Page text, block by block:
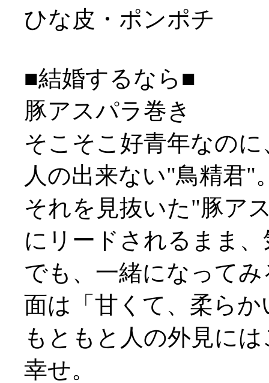
ひな皮・ポンポチ
■結婚するなら■
豚アスパラ巻き
そこそこ好青年なの
人の出来ない"鳥精君"
それを見抜いた"豚ア
にリードされるまま
でも、一緒になって
面は「甘くて、柔ら
もともと人の外見に
幸せ。